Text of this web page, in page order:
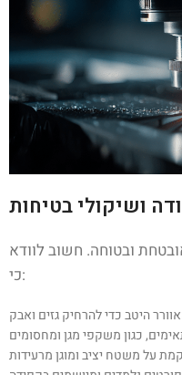
ושיקולי בטיחות
ובטוחה. חשוב לוודא
כי: